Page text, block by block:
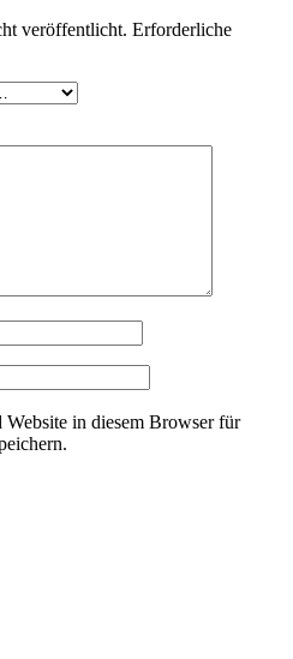
veröffentlicht. Erforderliche
in diesem Browser für